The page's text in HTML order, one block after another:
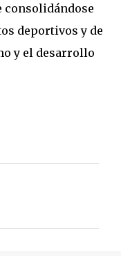
consolidándose
deportivos y de
y el desarrollo